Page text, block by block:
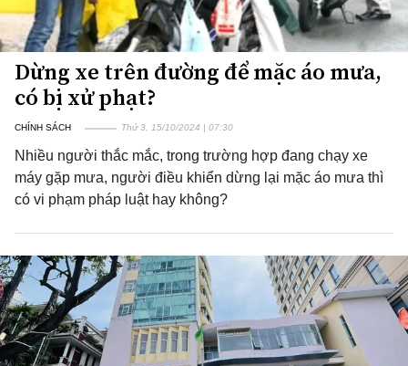
Dừng xe trên đường để mặc áo mưa,
có bị xử phạt?
CHÍNH SÁCH Thứ 3, 15/10/2024 | 07:30
Nhiều người thắc mắc, trong trường hợp đang chạy xe
máy gặp mưa, người điều khiển dừng lại mặc áo mưa thì
có vi phạm pháp luật hay không?